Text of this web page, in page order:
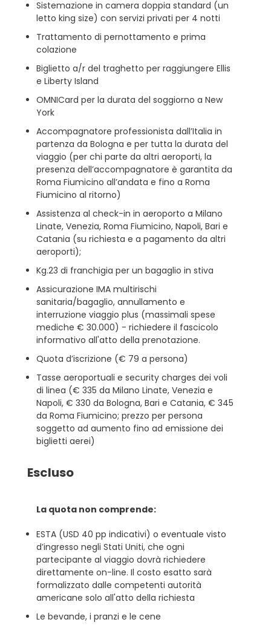
Sistemazione in camera doppia standard (un
letto king size) con servizi privati per 4 notti
Trattamento di pernottamento e prima
colazione
Biglietto a/r del traghetto per raggiungere Ellis
e Liberty Island
OMNICard per la durata del soggiorno a New
York
Accompagnatore professionista dall’Italia in
partenza da Bologna e per tutta la durata del
viaggio (per chi parte da altri aeroporti, la
presenza dell’accompagnatore è garantita da
Roma Fiumicino all’andata e fino a Roma
Fiumicino al ritorno)
Assistenza al check-in in aeroporto a Milano
Linate, Venezia, Roma Fiumicino, Napoli, Bari e
Catania (su richiesta e a pagamento da altri
aeroporti);
Kg.23 di franchigia per un bagaglio in stiva
Assicurazione IMA multirischi
sanitaria/bagaglio, annullamento e
interruzione viaggio plus (massimali spese
mediche € 30.000) - richiedere il fascicolo
informativo all'atto della prenotazione.
Quota d’iscrizione (€ 79 a persona)
Tasse aeroportuali e security charges dei voli
di linea (€ 335 da Milano Linate, Venezia e
Napoli, € 330 da Bologna, Bari e Catania, € 345
da Roma Fiumicino; prezzo per persona
soggetto ad aumento fino ad emissione dei
biglietti aerei)
Escluso
La quota non comprende:
ESTA (USD 40 pp indicativi) o eventuale visto
d’ingresso negli Stati Uniti, che ogni
partecipante al viaggio dovrà richiedere
direttamente on-line. Il costo esatto sarà
formalizzato dalle competenti autorità
americane solo all'atto della richiesta
Le bevande, i pranzi e le cene